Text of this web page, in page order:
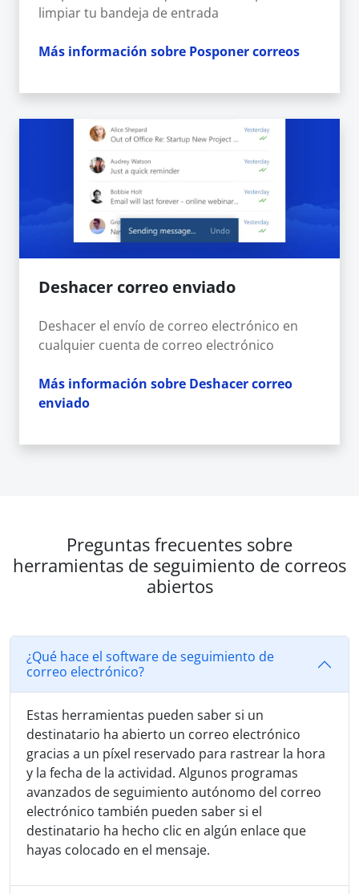
limpiar tu bandeja de entrada
Más información sobre Posponer correos
Deshacer correo enviado
Deshacer el envío de correo electrónico en
cualquier cuenta de correo electrónico
Más información sobre Deshacer correo
enviado
Preguntas frecuentes sobre
herramientas de seguimiento de correos
abiertos
¿Qué hace el software de seguimiento de
correo electrónico?
Estas herramientas pueden saber si un
destinatario ha abierto un correo electrónico
gracias a un píxel reservado para rastrear la hora
y la fecha de la actividad. Algunos programas
avanzados de seguimiento autónomo del correo
electrónico también pueden saber si el
destinatario ha hecho clic en algún enlace que
hayas colocado en el mensaje.